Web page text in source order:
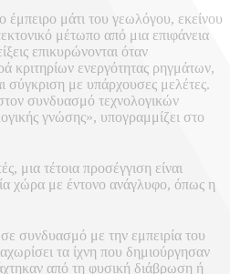
έμπειρο μάτι του γεωλόγου, εκείνου
μέτωπο από μια επιφάνεια
επικυρώνονται όταν
κριτηρίων ενεργότητας ρηγμάτων,
σύγκριση με υπάρχουσες μελέτες.
συνδυασμό τεχνολογικών
γνώσης», υπογραμμίζει στο
μια τέτοια προσέγγιση είναι
χώρα με έντονο ανάγλυφο, όπως η
συνδυασμό με την εμπειρία του
τα ίχνη που δημιούργησαν
από τη φυσική διάβρωση ή